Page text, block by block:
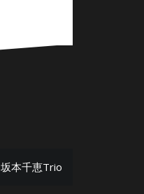
坂本千恵Trio